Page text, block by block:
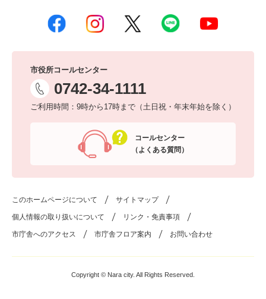
市役所コールセンター
0742-34-1111
ご利用時間：9時から17時まで（土日祝・年末年始を除く）
コールセンター
（よくある質問）
このホームページについて サイトマップ
個人情報の取り扱いについて リンク・免責事項
市庁舎へのアクセス 市庁舎フロア案内 お問い合わせ
Copyright © Nara city. All Rights Reserved.